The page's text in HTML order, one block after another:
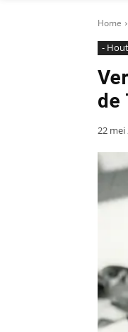
Home
-
de
22 mei